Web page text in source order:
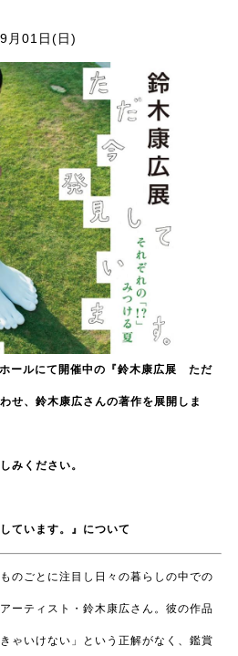
月01日(日)
ールにて開催中の『鈴木康広展 ただ
せ、鈴木康広さんの著作を展開しま
みください。
ています。』について
のごとに注目し日々の暮らしの中での
ーティスト・鈴木康広さん。彼の作品
ゃいけない」という正解がなく、鑑賞